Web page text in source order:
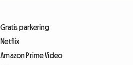
Gratis parkering
Netflix
Amazon Prime Video